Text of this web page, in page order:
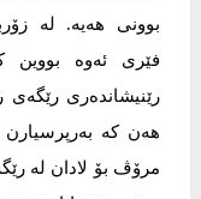
بوونی هەیە. لە
فێری ئەوە بووین
رێنیشاندەری رێگەی
هەن كە
مرۆڤ بۆ لادان لە